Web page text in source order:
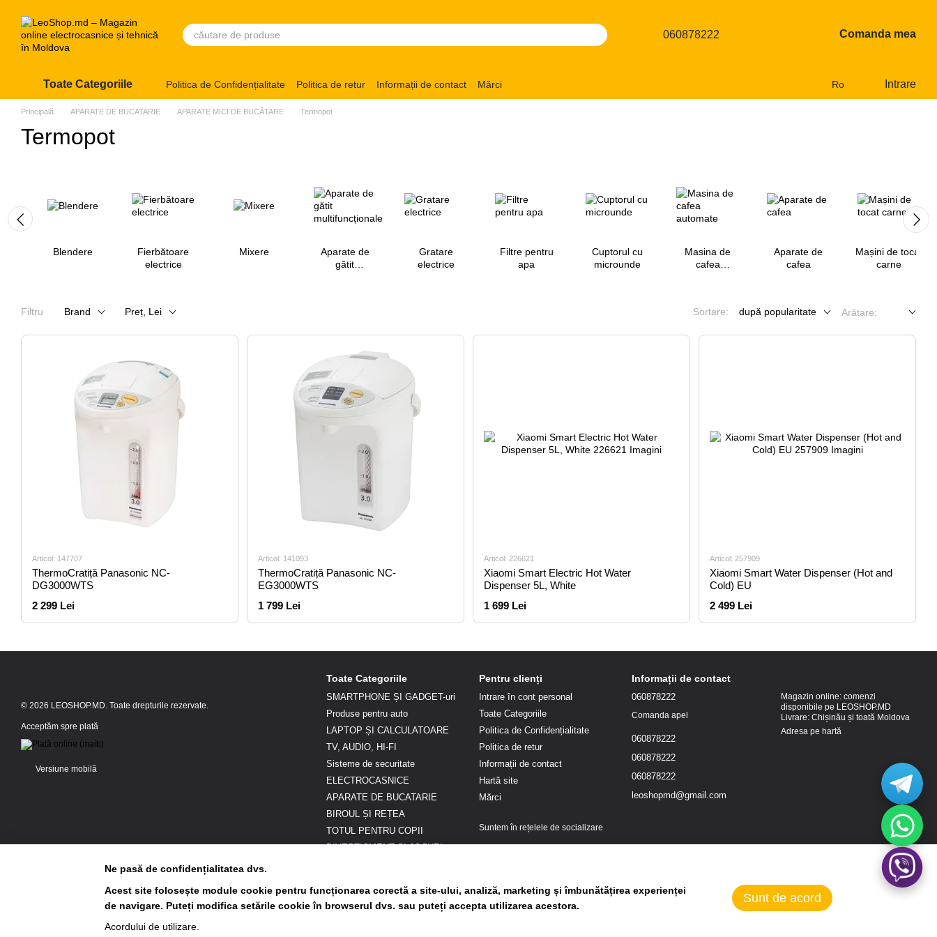
060878222 Comanda mea
Toate Categoriile Politica de Confidențialitate Politica de retur Informații de contact Mărci Ro Intrare
Principală APARATE DE BUCATARIE APARATE MICI DE BUCĂTARE Termopot
Termopot
Blendere
Fierbătoare
electrice
Mixere
Aparate de
gătit
Gratare
electrice
Filtre pentru
apa
Cuptorul cu
microunde
Masina de
cafea
Aparate de
cafea
Mașini de tocat
carne
Filtru Brand Preț, Lei Sortare: după popularitate Arătare:
Articol: 147707
ThermoCratiță Panasonic NC-
DG3000WTS
2 299 Lei
Articol: 141093
ThermoCratiță Panasonic NC-
EG3000WTS
1 799 Lei
Articol: 226621
Xiaomi Smart Electric Hot Water
Dispenser 5L, White
1 699 Lei
Articol: 257909
Xiaomi Smart Water Dispenser (Hot and
Cold) EU
2 499 Lei
© 2026 LEOSHOP.MD. Toate drepturile rezervate.
Acceptăm spre plată
Versiune mobilă
Magazin online creat cu Horoshop
Toate Categoriile
SMARTPHONE ȘI GADGET-uri
Produse pentru auto
LAPTOP ȘI CALCULATOARE
TV, AUDIO, HI-FI
Sisteme de securitate
ELECTROCASNICE
APARATE DE BUCATARIE
BIROUL ȘI REȚEA
TOTUL PENTRU COPII
DIVERTISMENT ȘI JOCURI
Gradina si terasa
Pentru clienți
Intrare în cont personal
Toate Categoriile
Politica de Confidențialitate
Politica de retur
Informații de contact
Hartă site
Mărci
Suntem în rețelele de socializare
Informații de contact
060878222
Comanda apel
060878222
060878222
060878222
leoshopmd@gmail.com
Magazin online: comenzi
disponibile pe LEOSHOP.MD
Livrare: Chișinău și toată Moldova
Adresa pe hartă
Ne pasă de confidențialitatea dvs.
Acest site folosește module cookie pentru funcționarea corectă a site-ului, analiză, marketing și îmbunătățirea experienței
de navigare. Puteți modifica setările cookie în browserul dvs. sau puteți accepta utilizarea acestora.
Acordului de utilizare
Sunt de acord